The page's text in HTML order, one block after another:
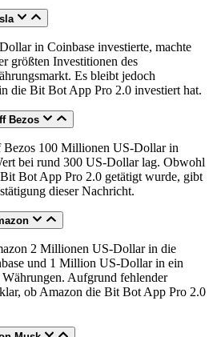
in Coinbase investierte, machte
größten Investitionen des
Es bleibt jedoch
die Bit Bot App Pro 2.0 investiert hat.
Bezos
Bezos 100 Millionen US-Dollar in
bei rund 300 US-Dollar lag. Obwohl
Bot App Pro 2.0 getätigt wurde, gibt
dieser Nachricht.
2 Millionen US-Dollar in die
und 1 Million US-Dollar in ein
Aufgrund fehlender
ob Amazon die Bit Bot App Pro 2.0